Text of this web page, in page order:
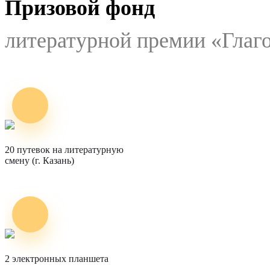
Призовой фонд
литературной премии
20 путевок на литературную
смену (г. Казань)
2 электронных планшета